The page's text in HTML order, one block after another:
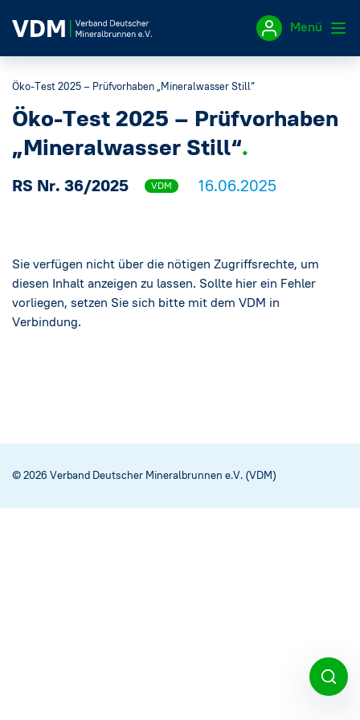
Menü
Impressum
Datenschutzerklärung
Öko-Test 2025 – Prüfvorhaben „Mineralwasser Still“
Öko-Test 2025 – Prüfvorhaben
„Mineralwasser Still“
RS Nr. 36/2025 VDM 16.06.2025
Sie verfügen nicht über die nötigen Zugriffsrechte, um
diesen Inhalt anzeigen zu lassen. Sollte hier ein Fehler
vorliegen, setzen Sie sich bitte mit dem VDM in
Verbindung.
© 2026 Verband Deutscher Mineralbrunnen e.V. (VDM)